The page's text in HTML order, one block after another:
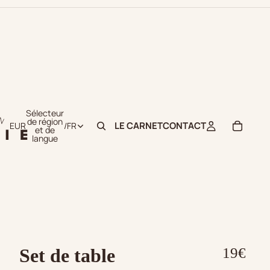
EUR
Sélecteur
de région
et de
langue
/FR LE CARNETCONTACT
Set de table 19€